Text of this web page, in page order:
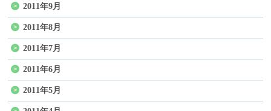
2011年9月
2011年8月
2011年7月
2011年6月
2011年5月